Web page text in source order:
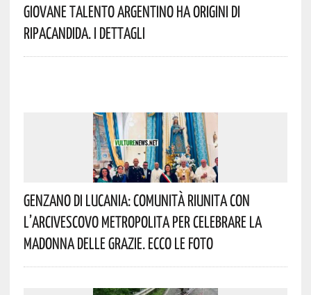
Giovane Talento Argentino Ha Origini Di
Ripacandida. I Dettagli
Genzano Di Lucania: Comunità Riunita Con
L’Arcivescovo Metropolita Per Celebrare La
Madonna Delle Grazie. Ecco Le Foto